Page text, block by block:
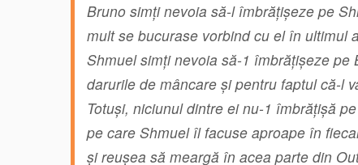
Bruno simți nevoia să-l îmbrăţişeze pe
mult se bucurase vorbind cu el în ultimul
Shmuel simți nevoia să-1 îmbrățișeze
darurile de mâncare și pentru faptul că-l
Totuşi, niciunul dintre ei nu-1 îmbrăţişă
pe care Shmuel îl facuse aproape în
şi reuşea să meargă în acea parte din